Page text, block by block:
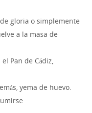
gloria o simplemente
a la masa de
Pan de Cádiz,
yema de huevo.